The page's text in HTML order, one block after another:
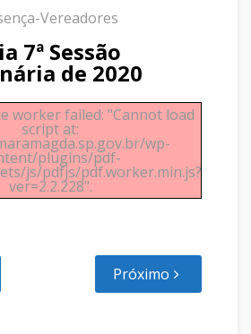
Vereadores
7ª Sessão
de 2020
worker failed: "Cannot load
script at:
wp-
plugins/pdf-
js/pdfjs/pdf.worker.min.js?
ver=2.2.228".
Próximo